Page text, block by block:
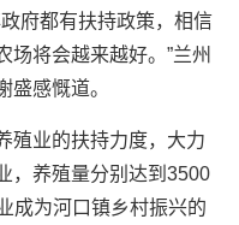
府都有扶持政策，相信
场将会越来越好。”兰州
盛感慨道。
殖业的扶持力度，大力
，养殖量分别达到3500
成为河口镇乡村振兴的